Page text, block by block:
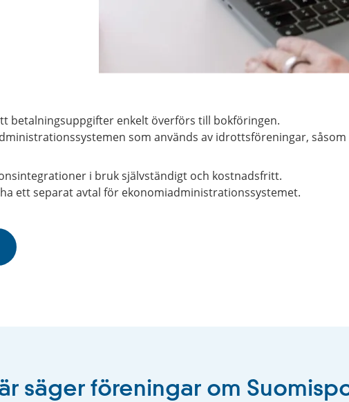
betalningsuppgifter enkelt överförs till bokföringen.
som används av idrottsföreningar,
i bruk självständigt och kostnadsfritt.
ett separat avtal för ekonomiadministrationssystemet.
säger föreningar om